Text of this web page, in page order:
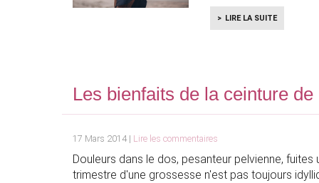
LIRE LA SUITE
Les bienfaits de la ceinture
17 Mars 2014 | Lire les commentaires
Douleurs dans le dos, pesanteur pelvienne, fuites
trimestre d'une grossesse n'est pas toujours